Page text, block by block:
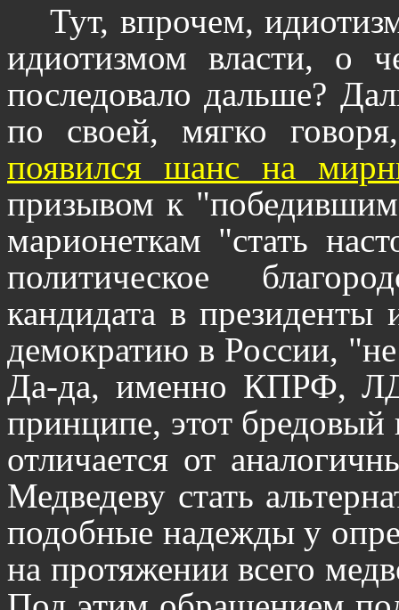
Тут, впрочем,
идиотизмом власти, о
последовало дальше?
по своей, мягко
появился шанс на
призывом к
марионеткам "стать
политическое
кандидата в
демократию в России,
Да-да, именно КПРФ,
принципе, этот бредовый
отличается от
Медведеву стать
подобные надежды у
на протяжении всего